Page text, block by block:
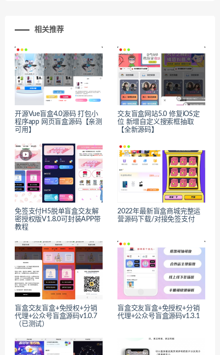
相关推荐
开源Vue盲盒4.0源码 打包小
程序app 网页盲盒源码【亲测
可用】
交友盲盒网站5.0 修复iOS定
位 新增自定义搜索框抽取
【全新源码】
免签支付H5脱单盲盒交友解
密授权版V1.8.0可封装APP带
教程
2022年最新盲盒商城完整运
营源码下载/对接免签支付
盲盒交友盲盒+免授权+分销
代理+公众号盲盒源码v1.0.7
（已测试）
盲盒交友盲盒+免授权+分销
代理+公众号盲盒源码v1.3.1